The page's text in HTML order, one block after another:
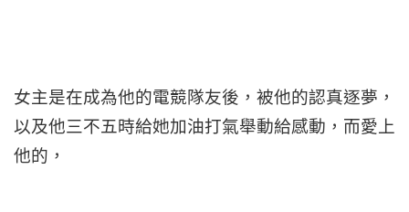
女主是在成為他的電競隊友後，被他的認真逐夢，
以及他三不五時給她加油打氣舉動給感動，而愛上
他的，